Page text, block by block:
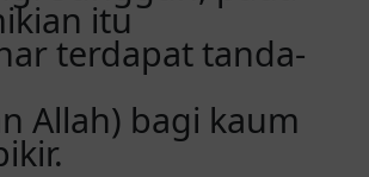
itu
terdapat tanda-
Allah) bagi kaum